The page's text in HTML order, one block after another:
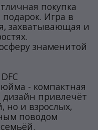
покупка
Игра в
захватывающая и
знаменитой
- компактная
дизайн привлечёт
но и взрослых,
поводом